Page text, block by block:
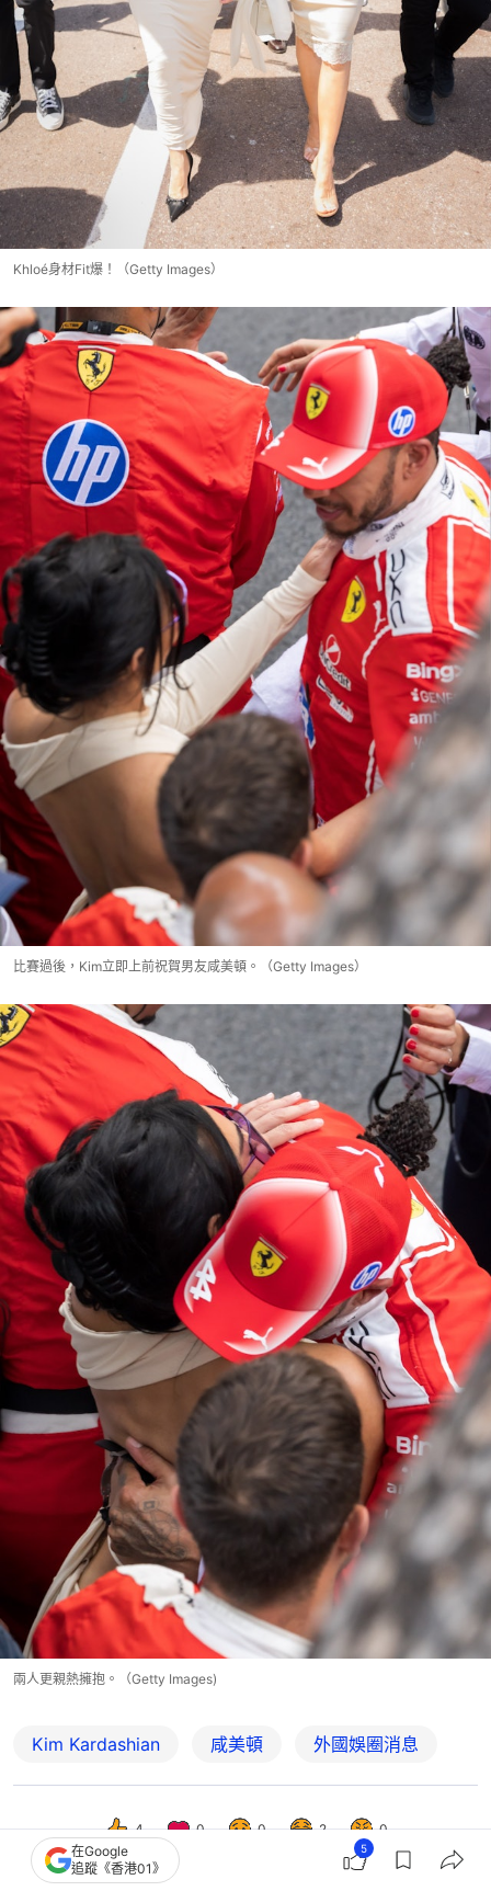
Khloé身材Fit爆！（Getty Images）
比賽過後，Kim立即上前祝賀男友咸美頓。（Getty Images）
兩人更親熱擁抱。（Getty Images)
Kim Kardashian 咸美頓 外國娛圈消息
4 0 0 2
0
在Google
追蹤《香港01》
5